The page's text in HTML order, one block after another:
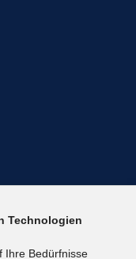
Technologien
Ihre Bedürfnisse